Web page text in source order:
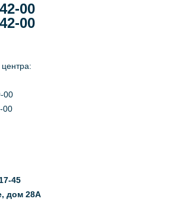
00
00
00
00
45
дом 28А